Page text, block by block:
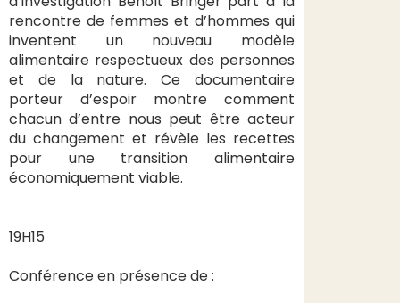
rencontre de femmes et d’hommes qui
inventent un nouveau modèle
alimentaire respectueux des personnes
et de la nature. Ce documentaire
porteur d’espoir montre comment
chacun d’entre nous peut être acteur
du changement et révèle les recettes
pour une transition alimentaire
économiquement viable.
19H15
Conférence en présence de :